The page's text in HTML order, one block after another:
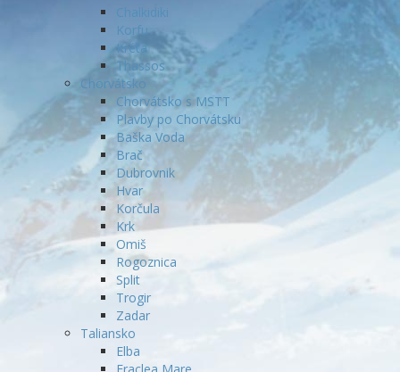
Chalkidiki
Korfu
Kréta
Thassos
Chorvátsko
Chorvátsko s MSTT
Plavby po Chorvátsku
Baška Voda
Brač
Dubrovnik
Hvar
Korčula
Krk
Omiš
Rogoznica
Split
Trogir
Zadar
Taliansko
Elba